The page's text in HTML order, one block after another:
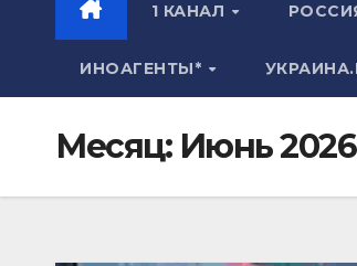
1 КАНАЛ
ИНОАГЕНТЫ*
Месяц: Июнь 2026